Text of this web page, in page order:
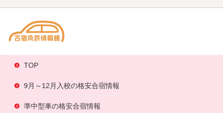
TOP
9月～12月入校の格安合宿情報
準中型車の格安合宿情報